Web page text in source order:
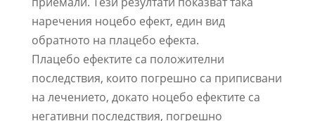
наречения ноцебо ефект, един вид
обратното на плацебо ефекта.
Плацебо ефектите са положителни
последствия, които погрешно са приписвани
на лечението, докато ноцебо ефектите са
негативни последствия, погрешно